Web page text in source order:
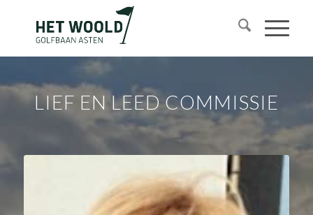
LIEF EN LEED COMMISSIE